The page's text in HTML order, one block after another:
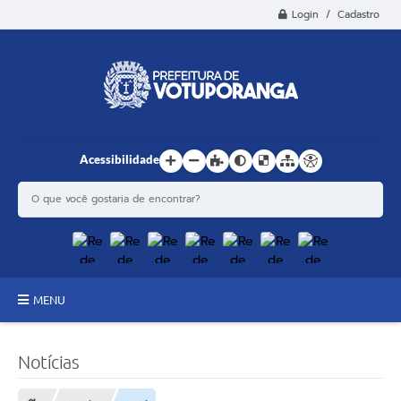
Login / Cadastro
Acessibilidade
MENU
Notícias